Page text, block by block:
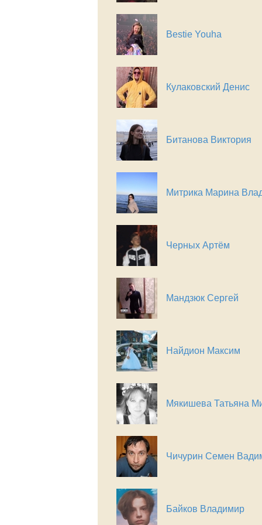
Bestie Youha
Кулаковский Денис
Битанова Виктория
Митрика Марина
Черных Артём
Мандзюк Сергей
Найдион Максим
Мякишева Татьяна
Чичурин Семен
Байков Владимир